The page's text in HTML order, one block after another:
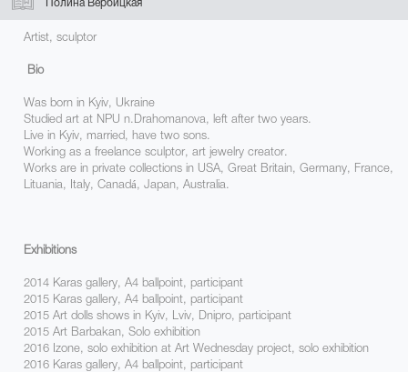
Artist, sculptor
Bio
Was born in Kyiv, Ukraine
Studied art at NPU n.Drahomanova, left after two years.
Live in Kyiv, married, have two sons.
Working as a freelance sculptor, art jewelry creator.
Works are in private collections in USA, Great Britain, Germany, France,
Lituania, Italy, Canadá, Japan, Australia.
Exhibitions
2014 Karas gallery, А4 ballpoint, participant
2015 Karas gallery, А4 ballpoint, participant
2015 Art dolls shows in Kyiv, Lviv, Dnipro, participant
2015 Art Barbakan, Solo exhibition
2016 Izone, solo exhibition at Art Wednesday project, solo exhibition
2016 Karas gallery, А4 ballpoint, participant